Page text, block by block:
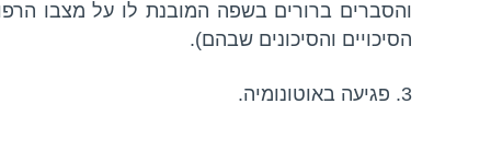
והסברים ברורים בשפה המובנת לו על מצבו
הסיכויים והסיכונים שבהם).
3. פגיעה באוטונומיה.